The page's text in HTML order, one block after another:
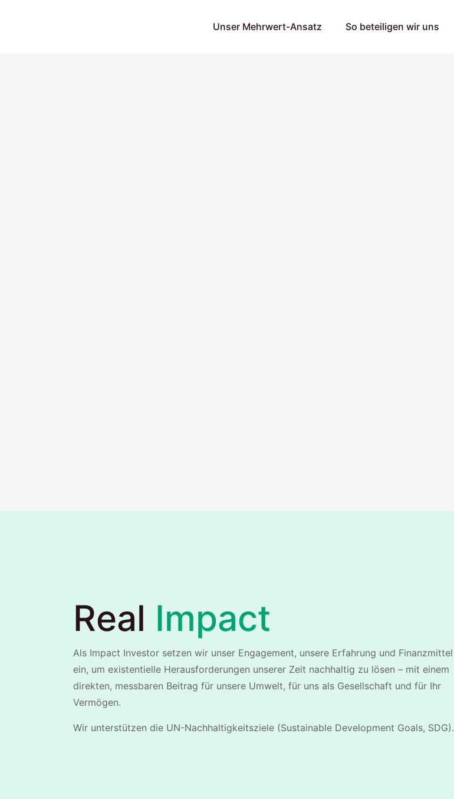
Unser Mehrwert-Ansatz So beteiligen wir uns
Real Impact
Als Impact Investor setzen wir unser Engagement, unsere Erfahrung und Finanzmittel
ein, um existentielle Herausforderungen unserer Zeit nachhaltig zu lösen – mit einem
direkten, messbaren Beitrag für unsere Umwelt, für uns als Gesellschaft und für Ihr
Vermögen.
Wir unterstützen die UN-Nachhaltigkeitsziele (Sustainable Development Goals, SDG).